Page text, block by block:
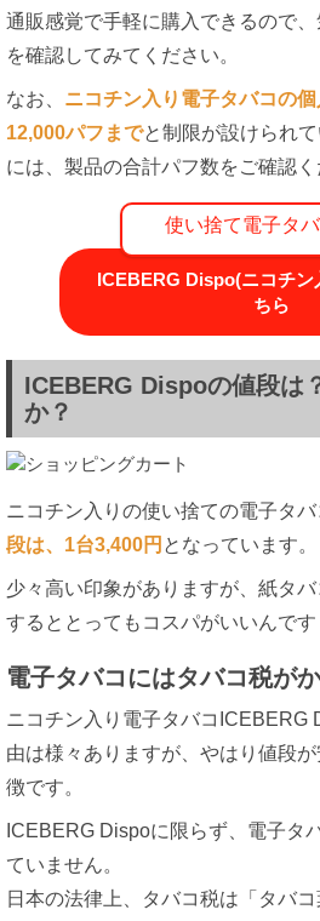
通販感覚で手軽に購入できるので
を確認してみてください。
なお、 ニコチン入り電子タバコの
12,000パフまでと制限が設けられ
には、製品の合計パフ数をご確認く
使い捨て電子タ
ICEBERG Dispo(ニコチン
ちら
ICEBERG Dispoの値段は
か？
ニコチン入りの使い捨ての電子タバ
段は、1台3,400円 となっています。
少々高い印象がありますが、紙タ
するととってもコスパがいいんです
電子タバコにはタバコ税が
ニコチン入り電子タバコICEBERG
由は様々ありますが、やはり値段
徴です。
ICEBERG Dispoに限らず、電子タ
ていません。
日本の法律上、タバコ税は「タバ